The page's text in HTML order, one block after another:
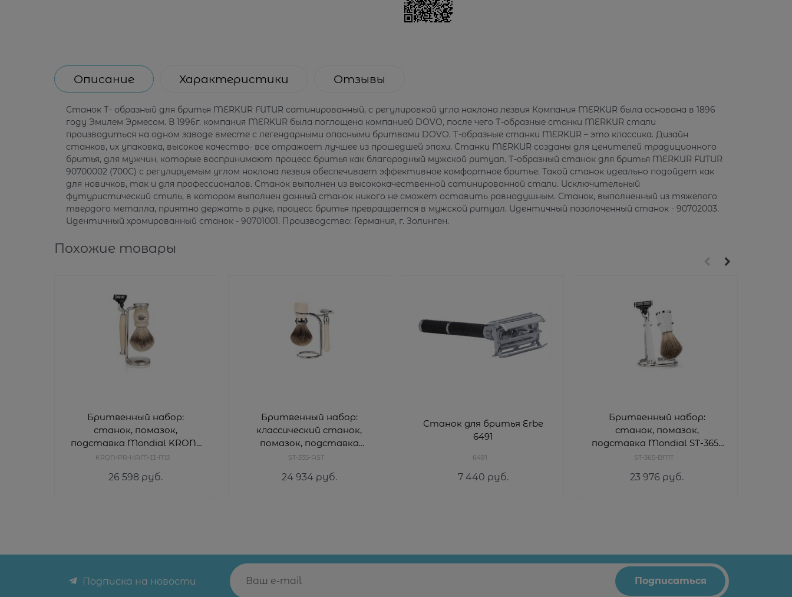
Описание Характеристики Отзывы
Станок Т- образный для бритья MERKUR FUTUR сатинированный, с регулировкой угла наклона лезвия Компания MERKUR была основана в 1896
году Эмилем Эрмесом. В 1996г. компания MERKUR была поглощена компанией DOVO, после чего Т-образные станки MERKUR стали
производиться на одном заводе вместе с легендарными опасными бритвами DOVO. Т-образные станки MERKUR – это классика. Дизайн
станков, их упаковка, высокое качество- все отражает лучшее из прошедшей эпохи. Станки MERKUR созданы для ценителей традиционного
бритья, для мужчин, которые воспринимают процесс бритья как благородный мужской ритуал. Т-образный станок для бритья MERKUR FUTUR
90700002 (700C) с регулируемым углом ноклона лезвия обеспечивает эффективное комфортное бритье. Такой станок идеально подойдет как
для новичков, так и для профессионалов. Станок выполнен из высококачественной сатинированной стали. Исключительный
футуристический стиль, в котором выполнен данный станок никого не сможет оставить равнодушным. Станок, выполненный из тяжелого
твердого металла, приятно держать в руке, процесс бритья превращается в мужской ритуал. Идентичный позолоченный станок - 90702003.
Идентичный хромированный станок - 90701001. Производство: Германия, г. Золинген.
Похожие товары
Бритвенный набор:
станок, помазок,
подставка Mondial KRON-
PR-HAM-II-M3
KRON-PR-HAM-II-M3
26 598 руб.
Бритвенный набор:
классический станок,
помазок, подставка
Mondial ST-335-AST
ST-335-AST
24 934 руб.
Станок для бритья Erbe
6491
6491
7 440 руб.
Бритвенный набор:
станок, помазок,
подставка Mondial ST-365-
BMT
ST-365-BMT
23 976 руб.
Подписка на новости